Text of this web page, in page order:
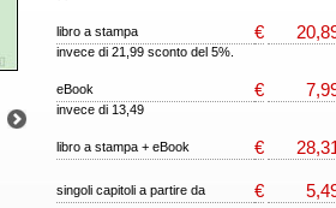
libro a stampa €
invece di 21,99 sconto del 5%.
eBook €
invece di 13,49
libro a stampa + eBook €
singoli capitoli a partire da €